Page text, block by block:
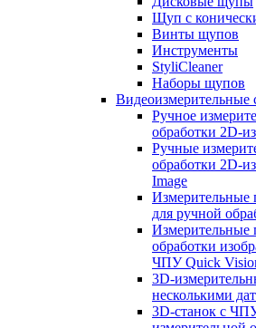
Щуп с
Винты щупов
Инструменты
StyliCleaner
Наборы щупов
Видеоизмерительные
Ручное
обработки 2D-
Ручные
обработки 2D-
Image
Измерительные
для ручной
Измерительные
обработки
ЧПУ Quick
3D-
несколькими
3D-станок с